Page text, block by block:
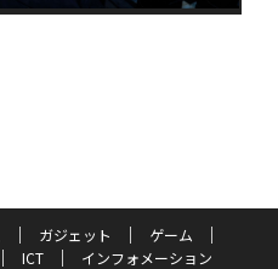
ガジェット
ゲーム
ICT
インフォメーション